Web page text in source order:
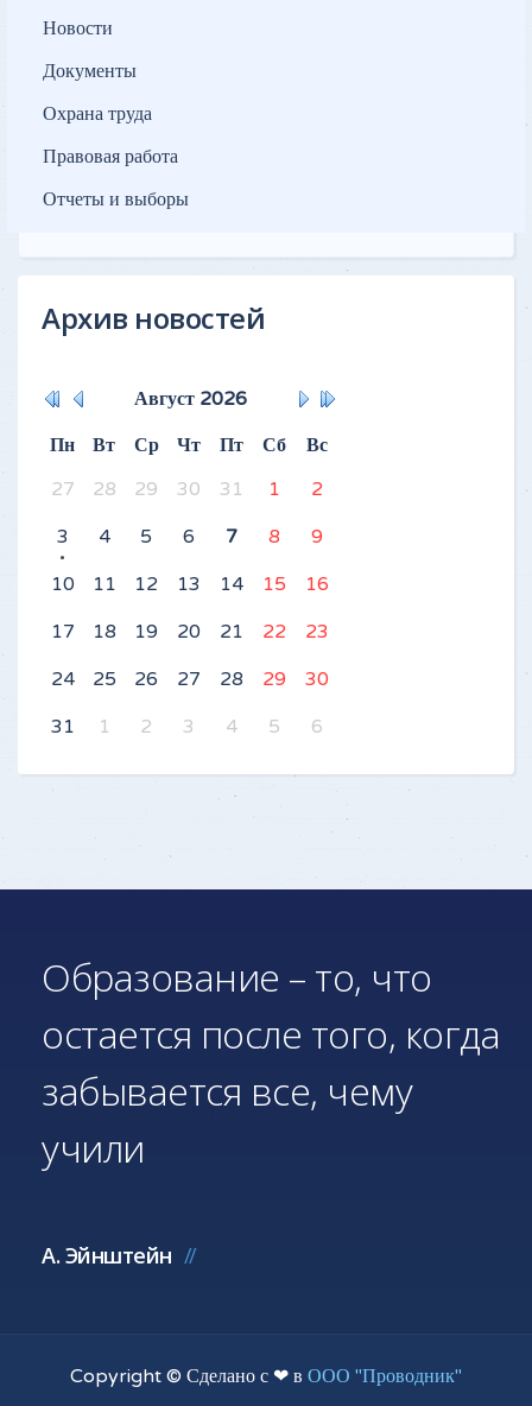
Новости
Документы
Охрана труда
Правовая работа
Отчеты и выборы
Архив новостей
Август 2026
Пн
Вт Ср Чт Пт Сб
Вс
27
28 29 30 31 1
2
3
4 5 6 7 8
9
10
11 12 13 14 15
16
17
18 19 20 21 22
23
24
25 26 27 28 29
30
31
1 2 3 4 5 6
Образование – то, что
остается после того, когда
забывается все, чему
учили
А. Эйнштейн
Copyright © Сделано с ❤ в ООО "Проводник"